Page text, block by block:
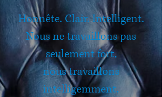
Honnête. Clair. Intelligent.
Nous ne travaillons pas
seulement fort,
nous travaillons
intelligemment.